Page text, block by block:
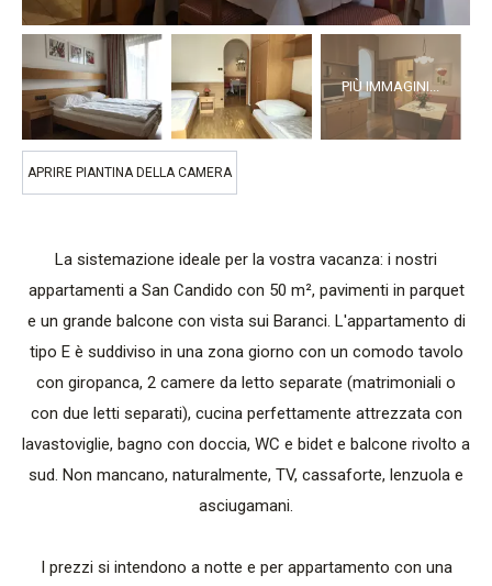
PIÙ IMMAGINI...
APRIRE PIANTINA DELLA CAMERA
La sistemazione ideale per la vostra vacanza: i nostri
appartamenti a San Candido con 50 m², pavimenti in parquet
e un grande balcone con vista sui Baranci. L'appartamento di
tipo E è suddiviso in una zona giorno con un comodo tavolo
con giropanca, 2 camere da letto separate (matrimoniali o
con due letti separati), cucina perfettamente attrezzata con
lavastoviglie, bagno con doccia, WC e bidet e balcone rivolto a
sud. Non mancano, naturalmente, TV, cassaforte, lenzuola e
asciugamani.
I prezzi si intendono a notte e per appartamento con una